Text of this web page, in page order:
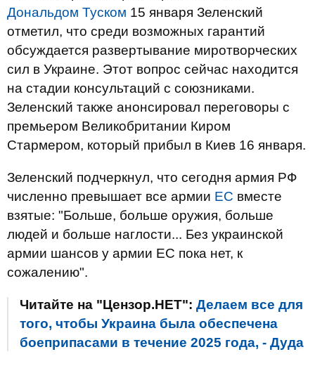
Дональдом Туском 15 января Зеленский
отметил, что среди возможных гарантий
обсуждается развертывание миротворческих
сил в Украине. Этот вопрос сейчас находится
на стадии консультаций с союзниками.
Зеленский также анонсировал переговоры с
премьером Великобритании Киром
Стармером, который прибыл в Киев 16 января.
Зеленский подчеркнул, что сегодня армия РФ
численно превышает все армии ЕС вместе
взятые: "Больше, больше оружия, больше
людей и больше наглости... Без украинской
армии шансов у армии ЕС пока нет, к
сожалению".
Читайте на "Цензор.НЕТ": Делаем все для
того, чтобы Украина была обеспечена
боеприпасами в течение 2025 года, - Дуда